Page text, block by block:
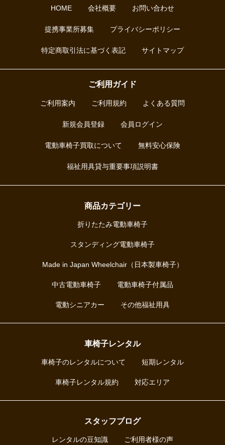
HOME 会社概要 お問い合わせ
提携事業所募集 プライバシーポリシー
特定商取引法に基づく表記 サイトマップ
ご利用ガイド
ご利用案内 ご利用規約 よくある質問
新規会員登録 会員ログイン
電動車椅子買取について 無料安心保険
福祉用具貸与重要事項説明書
商品カテゴリー
折りたたみ電動車椅子
スタンディング電動車椅子
Made in Japan Wheelchair（日本製車椅子）
中古電動車椅子 電動車椅子付属品
電動シニアカー その他福祉用具
車椅子レンタル
車椅子のレンタルについて 短期レンタル
車椅子レンタル規約 対応エリア
スタッフブログ
レンタルの豆知識 ご利用者様の声